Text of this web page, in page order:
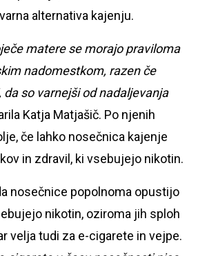
alternativa kajenju.
matere se morajo praviloma
nadomestkom, razen če
so varnejši od nadaljevanja
Katja Matjašič. Po njenih
če lahko nosečnica kajenje
in zdravil, ki vsebujejo nikotin.
nosečnice popolnoma opustijo
nikotin, oziroma jih sploh
velja tudi za e-cigarete in vejpe.